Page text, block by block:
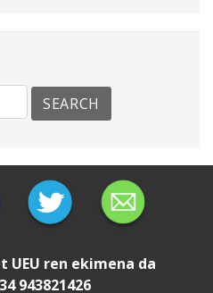
UEU ren ekimena da
943821426